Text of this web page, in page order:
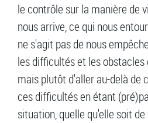
le contrôle sur la manière de
nous arrive, ce qui nous
ne s'agit pas de nous
les difficultés et les obstacles
mais plutôt d'aller au-delà de
ces difficultés en étant
situation, quelle qu'elle soit